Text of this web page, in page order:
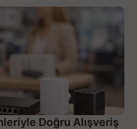
Doğru Alışveriş